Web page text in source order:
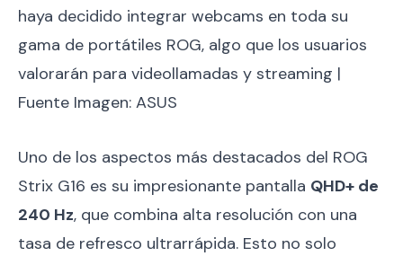
haya decidido integrar webcams en toda su
gama de portátiles ROG, algo que los usuarios
valorarán para videollamadas y streaming |
Fuente Imagen: ASUS
Uno de los aspectos más destacados del ROG
Strix G16 es su impresionante pantalla QHD+ de
240 Hz, que combina alta resolución con una
tasa de refresco ultrarrápida. Esto no solo